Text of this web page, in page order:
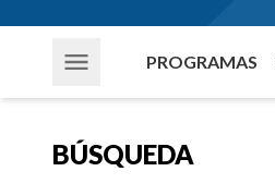
PROGRAMAS
BÚSQUEDA